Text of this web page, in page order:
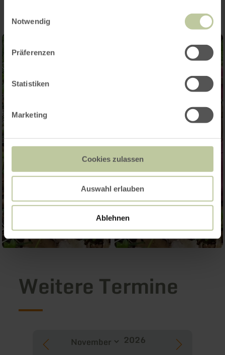
Notwendig
Präferenzen
Statistiken
Marketing
Cookies zulassen
Auswahl erlauben
Ablehnen
Weitere Termine